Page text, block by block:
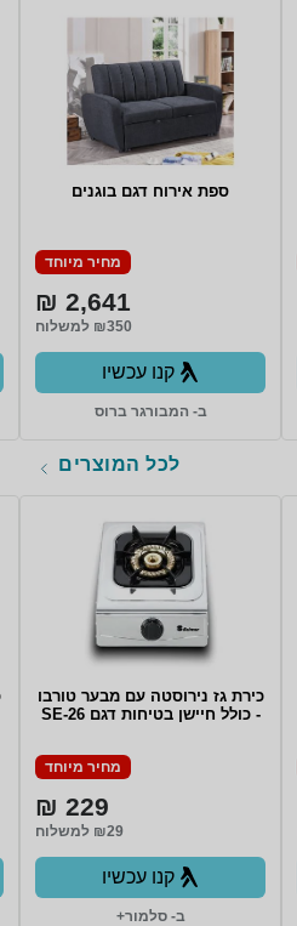
ספת אירוח דגם בוגנים
מחיר מיוחד
2,641 ₪
₪350 למשלוח
קנו עכשיו
ב- המבורגר ברוס
לכל המוצרים
כירת גז נירוסטה עם מבער טורבו
- כולל חיישן בטיחות דגם SE-26
מחיר מיוחד
229 ₪
₪29 למשלוח
קנו עכשיו
ב- סלמור+